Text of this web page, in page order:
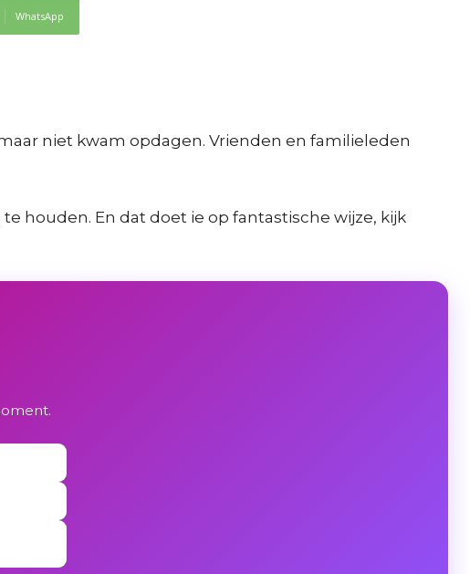
WhatsApp
niet kwam opdagen. Vrienden en familieleden
houden. En dat doet ie op fantastische wijze, kijk